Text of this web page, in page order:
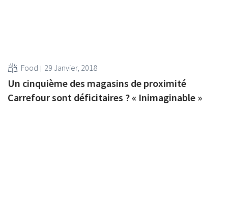
Food 29 Janvier, 2018
Un cinquième des magasins de proximité
Carrefour sont déficitaires ? « Inimaginable »